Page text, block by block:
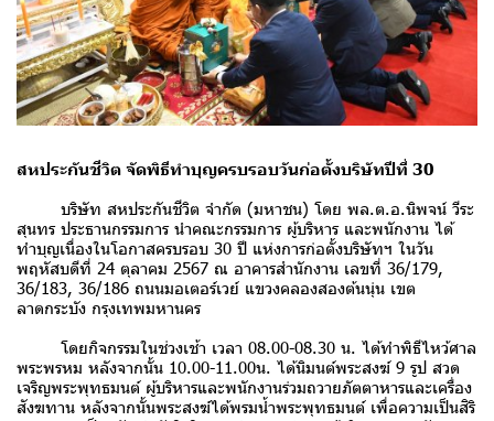
สหประกันชีวิต จัดพิธีทำบุญครบรอบวันก่อตั้งบริษัทปีที่ 30
บริษัท สหประกันชีวิต จำกัด (มหาชน) โดย พล.ต.อ.นิพจน์ วีระ
สุนทร ประธานกรรมการ นำคณะกรรมการ ผู้บริหาร และพนักงาน ได้
ทำบุญเนื่องในโอกาสครบรอบ 30 ปี แห่งการก่อตั้งบริษัทฯ ในวัน
พฤหัสบดีที่ 24 ตุลาคม 2567 ณ อาคารสำนักงาน เลขที่ 36/179,
36/183, 36/186 ถนนมอเตอร์เวย์ แขวงคลองสองต้นนุ่น เขต
ลาดกระบัง กรุงเทพมหานคร
โดยกิจกรรมในช่วงเช้า เวลา 08.00-08.30 น. ได้ทำพิธีไหว้ศาล
พระพรหม หลังจากนั้น 10.00-11.00น. ได้นิมนต์พระสงฆ์ 9 รูป สวด
เจริญพระพุทธมนต์ ผู้บริหารและพนักงานร่วมถวายภัตตาหารและเครื่อง
สังฆทาน หลังจากนั้นพระสงฆ์ได้พรมน้ำพระพุทธมนต์ เพื่อความเป็นสิริ